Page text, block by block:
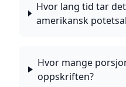
Hvor lang tid tar
amerikansk
Hvor mange
oppskriften?